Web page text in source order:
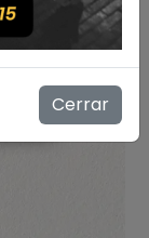
Cerrar